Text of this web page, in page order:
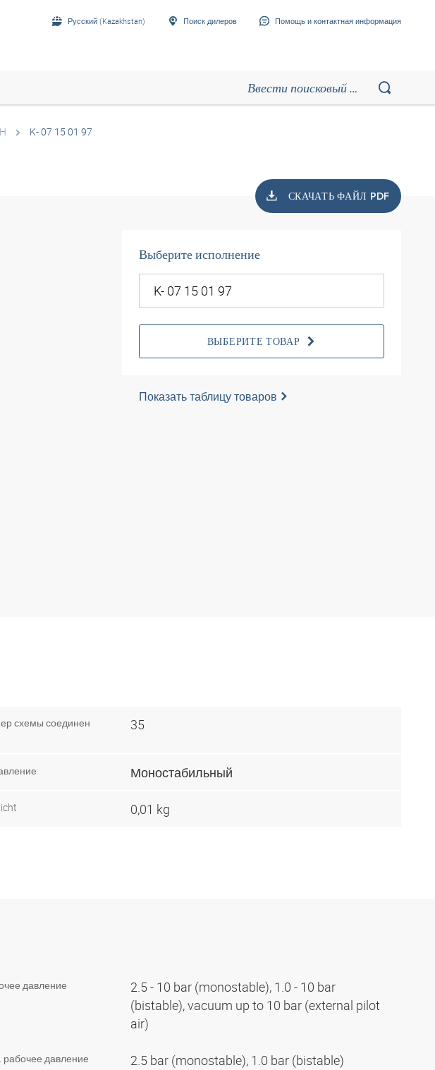
Русский (Kazakhstan) Поиск дилеров Помощь и контактная информация
K- 07 15 01 97
СКАЧАТЬ ФАЙЛ PDF
Выберите исполнение
ВЫБЕРИТЕ ТОВАР
Показать таблицу товаров
схемы соединен
35
Моностабильный
0,01 kg
давление
2.5 - 10 bar (monostable), 1.0 - 10 bar
(bistable), vacuum up to 10 bar (external pilot
air)
рабочее давление 2.5 bar (monostable), 1.0 bar (bistable)